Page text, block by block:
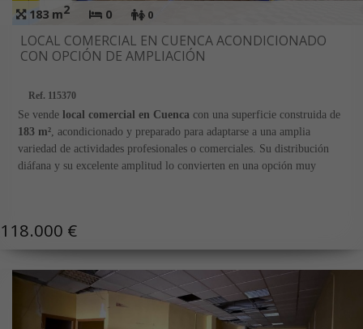
183 m2 0 0
LOCAL COMERCIAL EN CUENCA ACONDICIONADO
CON OPCIÓN DE AMPLIACIÓN
Ref. 115370
Se vende local comercial en Cuenca con una superficie construida de
183 m² , acondicionado y preparado para adaptarse a una amplia
variedad de actividades profesionales o comerciales. Su distribución
diáfana y su excelente amplitud lo convierten en una opción muy
El inmueble dispone de una amplia zona principal prácticamente
diáfana, lo que permite organizar el espacio según las necesidades de
cada actividad. Cuenta además conun aseoyun almacén, ofreciendo
un buen nivel de funcionalidad para el desarrollo de la actividad diaria.
El local se encuentra en buen estado de conservacióny está
118.000 €